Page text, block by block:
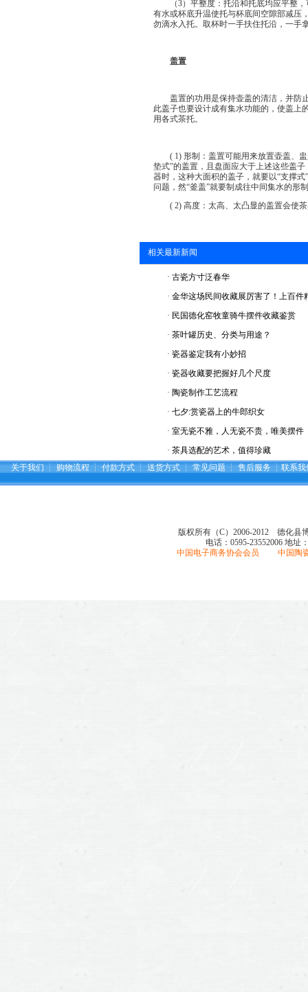
（3）平整度：托沿和托底均应平整，
有水或杯底升温使托与杯底间空隙部减压
勿滴水入托。取杯时一手扶住托沿，一手
盖置
盖置的功用是保持壶盖的清洁，并防止
此盖子也要设计成有集水功能的，使盖上
用各式茶托。
( 1) 形制：盖置可能用来放置壶盖、盅
垫式”的盖置，且盘面应大于上述这些盖
器时，这种大面积的盖子，就要以“支撑
问题，然“釜盖”就要制成往中间集水的
( 2) 高度：太高、太凸显的盖置会使茶
相关最新新闻
· 古瓷方寸泛春华
· 金华这场民间收藏展厉害了！上百件
· 民国德化窑牧童骑牛摆件收藏鉴赏
· 茶叶罐历史、分类与用途？
· 瓷器鉴定我有小妙招
· 瓷器收藏要把握好几个尺度
· 陶瓷制作工艺流程
· 七夕:赏瓷器上的牛郎织女
· 室无瓷不雅，人无瓷不贵，唯美摆件
· 茶具选配的艺术，值得珍藏
关于我们 ┆ 购物流程 ┆ 付款方式 ┆ 送货方式 ┆ 常见问题 ┆ 售后服务 ┆ 联系我
版权所有（C）2006-2012 德化县
电话：0595-23552006 地址
中国电子商务协会会员 中国陶